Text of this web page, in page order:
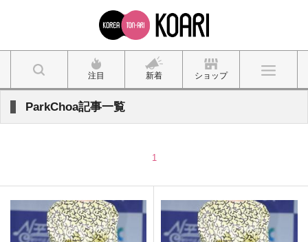
注目 新着 ショップ
ParkChoa記事一覧
1